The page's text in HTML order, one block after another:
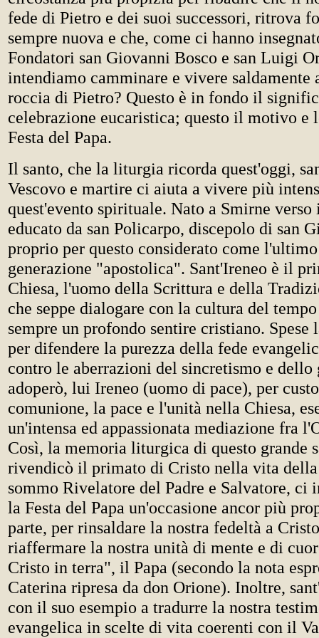
fede di Pietro e dei suoi successori, ritrova
sempre nuova e che, come ci hanno
Fondatori san Giovanni Bosco e san Luigi
intendiamo camminare e vivere saldamente
roccia di Pietro? Questo è in fondo il
celebrazione eucaristica; questo il motivo e
Festa del Papa.
Il santo, che la liturgia ricorda quest'oggi,
Vescovo e martire ci aiuta a vivere più
quest'evento spirituale. Nato a Smirne verso
educato da san Policarpo, discepolo di san
proprio per questo considerato come
generazione "apostolica". Sant'Ireneo è il
Chiesa, l'uomo della Scrittura e della
che seppe dialogare con la cultura del
sempre un profondo sentire cristiano. Spese
per difendere la purezza della fede
contro le aberrazioni del sincretismo e dello
adoperò, lui Ireneo (uomo di pace), per
comunione, la pace e l'unità nella Chiesa,
un'intensa ed appassionata mediazione fra
Così, la memoria liturgica di questo grande
rivendicò il primato di Cristo nella vita
sommo Rivelatore del Padre e Salvatore, ci
la Festa del Papa un'occasione ancor più
parte, per rinsaldare la nostra fedeltà a
riaffermare la nostra unità di mente e di
Cristo in terra", il Papa (secondo la nota
Caterina ripresa da don Orione). Inoltre,
con il suo esempio a tradurre la nostra
evangelica in scelte di vita coerenti con il